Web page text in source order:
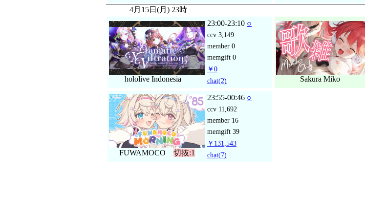
4月15日(月) 23時
hololive Indonesia
23:00-23:10 ○
ccv 3,149
member 0
memgift 0
￥0
chat(2) Sakura Miko
FUWAMOCO 切抜:1
23:55-00:46 ○
ccv 11,692
member 16
memgift 39
￥131,543
chat(7)